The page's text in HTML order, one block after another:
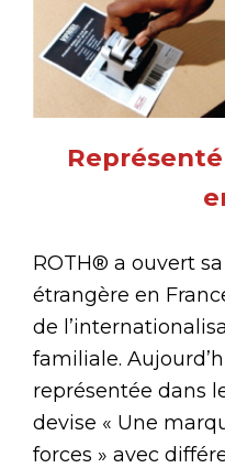
ROTH® a ouvert
étrangère en
de
familiale.
représentée dans
devise « Une
forces » avec